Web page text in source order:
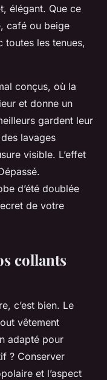
élégant. Que ce
café ou beige
toutes les tenues,
conçus, où la
et donne un
gardent leur
lavages
visible. L’effet
d’été doublée
de votre
collants
c’est bien. Le
vêtement
adapté pour
? Conserver
et l’aspect